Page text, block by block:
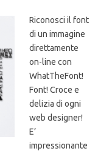
Riconosci il font
di un immagine
direttamente
on-line con
WhatTheFont!
Font! Croce e
delizia di ogni
web designer!
E’
impressionante